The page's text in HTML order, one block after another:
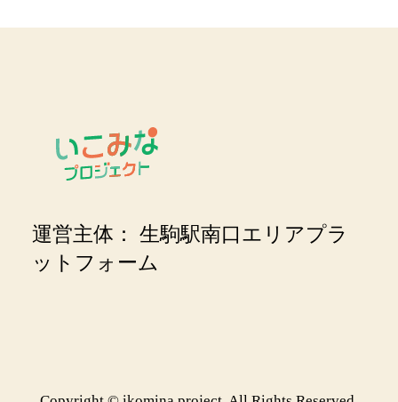
運営主体：
生駒駅南口エリアプラ
ットフォーム